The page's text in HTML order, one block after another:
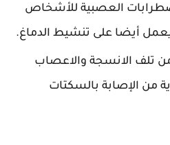
العصبية للأشخاص
أيضا على تنشيط الدماغ.
تلف الانسجة والاعصاب
من الإصابة بالسكتات